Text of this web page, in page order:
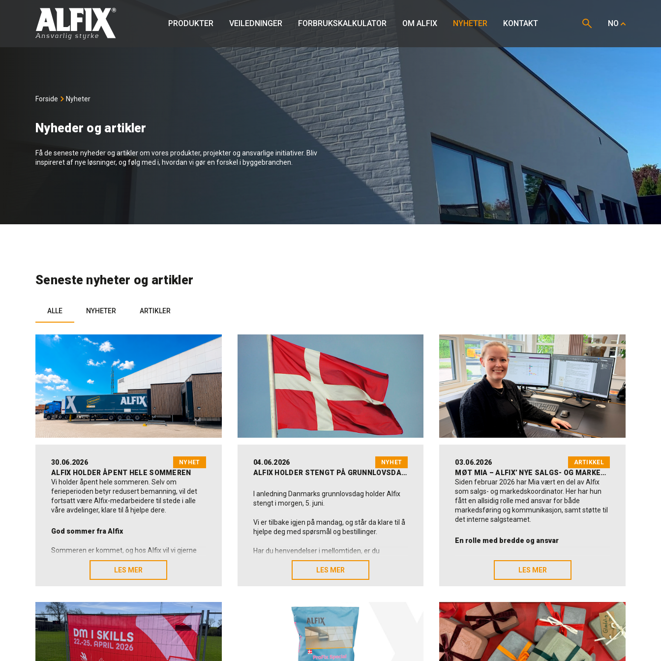
PRODUKTER VEILEDNINGER FORBRUKSKALKULATOR OM ALFIX NYHETER KONTAKT NO
Forside Nyheter
Nyheder og artikler
Få de seneste nyheder og artikler om vores produkter, projekter og ansvarlige initiativer. Bliv
inspireret af nye løsninger, og følg med i, hvordan vi gør en forskel i byggebranchen.
Seneste nyheter og artikler
ALLE NYHETER ARTIKLER
30.06.2026 NYHET
ALFIX HOLDER ÅPENT HELE SOMMEREN
Vi holder åpent hele sommeren. Selv om
ferieperioden betyr redusert bemanning, vil det
fortsatt være Alfix-medarbeidere til stede i alle
våre avdelinger, klare til å hjelpe dere.
God sommer fra Alfix
Sommeren er kommet, og hos Alfix vil vi gjerne
benytte anledningen til å ønske kunder,
leverandører, samarbeidspartnere og kolleger en
riktig god sommer.
samarbeidet og de mange gode relasjonene vi
utvikler sammen. Det setter vi stor pris på.
Som dansk og familieeid produsent arbeider vi
hver dag for å levere løsninger som holder, og
som skaper verdi i praksis. Det gjelder også
LES MER
LES MER
04.06.2026 NYHET
ALFIX HOLDER STENGT PÅ GRUNNLOVSDAGEN
I anledning Danmarks grunnlovsdag holder Alfix
stengt i morgen, 5. juni.
Vi er tilbake igjen på mandag, og står da klare til å
hjelpe deg med spørsmål og bestillinger.
Har du henvendelser i mellomtiden, er du
velkommen til å skrive til oss på alfix@alfix.dk, så
svarer vi deg så snart som mulig.
LES MER
LES MER
03.06.2026 ARTIKKEL
MØT MIA – ALFIX’ NYE SALGS- OG MARKEDSKOORDINATOR
Siden februar 2026 har Mia vært en del av Alfix
som salgs- og markedskoordinator. Her har hun
fått en allsidig rolle med ansvar for både
markedsføring og kommunikasjon, samt støtte til
det interne salgsteamet.
En rolle med bredde og ansvar
Mia søkte stillingen hos Alfix fordi hun raskt ble
tiltrukket av kombinasjonen av en bred
markedsføringsrolle og Alfix’ verdier som
det som særlig vekket interessen hennes.
I dag arbeider Mia med store deler av
markedsføringsområdet – fra innhold til sosiale
medier og nettside til grafisk materiell, trykksaker
og emballasje. Samtidig hjelper hun det interne
LES MER
LES MER